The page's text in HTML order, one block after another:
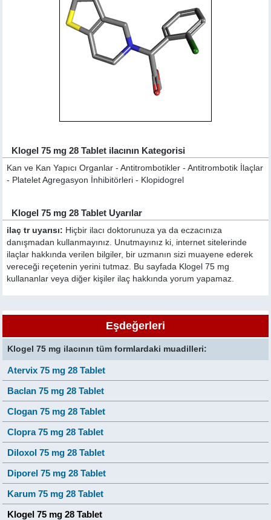
Klogel 75 mg 28 Tablet ilacının Kategorisi
Kan ve Kan Yapıcı Organlar - Antitrombotikler - Antitrombotik İlaçlar
- Platelet Agregasyon İnhibitörleri - Klopidogrel
Klogel 75 mg 28 Tablet Uyarılar
ilaç tr uyarısı: Hiçbir ilacı doktorunuza ya da eczacınıza
danışmadan kullanmayınız. Unutmayınız ki, internet sitelerinde
ilaçlar hakkında verilen bilgiler, bir uzmanın sizi muayene ederek
vereceği reçetenin yerini tutmaz. Bu sayfada Klogel 75 mg
kullananlar veya diğer kişiler ilaç hakkında yorum yapamaz.
Eşdeğerleri
Klogel 75 mg ilacının tüm formlardaki muadilleri:
Atervix 75 mg 28 Tablet
Baclan 75 mg 28 Tablet
Clogan 75 mg 28 Tablet
Clopra 75 mg 28 Tablet
Diloxol 75 mg 28 Tablet
Diporel 75 mg 28 Tablet
Karum 75 mg 28 Tablet
Klogel 75 mg 28 Tablet